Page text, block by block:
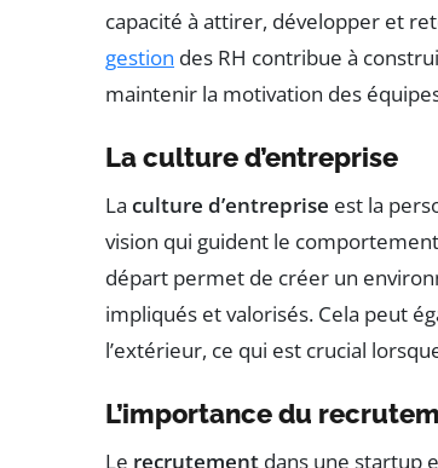
capacité à attirer, développer et
gestion des RH contribue à
maintenir la motivation des
La culture d’entreprise
La culture d’entreprise est la
vision qui guident le
départ permet de créer un
impliqués et valorisés. Cela peut
l’extérieur, ce qui est crucial
L’importance du
Le recrutement dans une startup